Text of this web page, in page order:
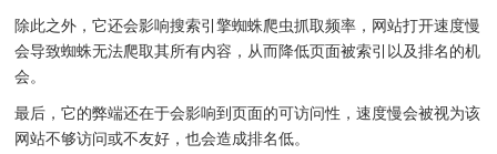
除此之外，它还会影响搜索引擎蜘蛛爬虫抓取频率，网站打开速度慢
会导致蜘蛛无法爬取其所有内容，从而降低页面被索引以及排名的机
会。
最后，它的弊端还在于会影响到页面的可访问性，速度慢会被视为该
网站不够访问或不友好，也会造成排名低。